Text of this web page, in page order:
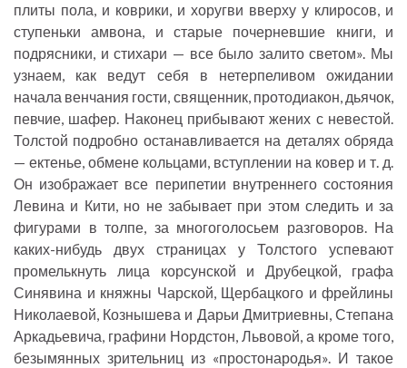
плиты пола, и коврики, и хоругви вверху у клиросов, и
ступеньки амвона, и старые почерневшие книги, и
подрясники, и стихари — все было залито светом». Мы
узнаем, как ведут себя в нетерпеливом ожидании
начала венчания гости, священник, протодиакон, дьячок,
певчие, шафер. Наконец прибывают жених с невестой.
Толстой подробно останавливается на деталях обряда
— ектенье, обмене кольцами, вступлении на ковер и т. д.
Он изображает все перипетии внутреннего состояния
Левина и Кити, но не забывает при этом следить и за
фигурами в толпе, за многоголосьем разговоров. На
каких-нибудь двух страницах у Толстого успевают
промелькнуть лица корсунской и Друбецкой, графа
Синявина и княжны Чарской, Щербацкого и фрейлины
Николаевой, Кознышева и Дарьи Дмитриевны, Степана
Аркадьевича, графини Нордстон, Львовой, а кроме того,
безымянных зрительниц из «простонародья». И такое